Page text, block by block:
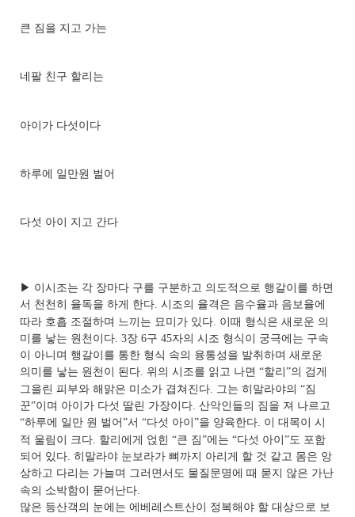
큰 짐을 지고 가는
네팔 친구 할리는
아이가 다섯이다
하루에 일만원 벌어
다섯 아이 지고 간다
▶ 이시조는 각 장마다 구를 구분하고 의도적으로 행갈이를 하면
서 천천히 율독을 하게 한다. 시조의 율격은 음수율과 음보율에
따라 호흡 조절하며 느끼는 묘미가 있다 이때 형식은 새로운 의
미를 낳는 원천이다. 3장 6구 45자의 시조 형식이 궁극에는 구속
이 아니며 행갈이를 통한 형식 속의 융통성을 발취하며 새로운
의미를 낳는 원천이 된다. 위의 시조를 읽고 나면 “할리 ”의 검게
그을린 피부와 해맑은 미소가 겹쳐진다. 그는 히말라야의 “짐
꾼”이며 아이가 다섯 딸린 가장이다. 산악인들의 짐을 져 나르고
“하루에 일만 원 벌어 ”서 “다섯 아이 ”을 양육한다. 이 대목이 시
적 울림이 크다 할리에게 얹힌 “큰 짐”에는 “다섯 아이 ”도 포함
되어 있다. 히말라야 눈보라가 뼈까지 아리게 할 것 같고 몸은 앙
상하고 다리는 가늘며 그러면서도 물질문명에 때 묻지 않은 가난
속의 소박함이 묻어난다
많은 등산객의 눈에는 에베레스트산이 정복해야 할 대상으로 보